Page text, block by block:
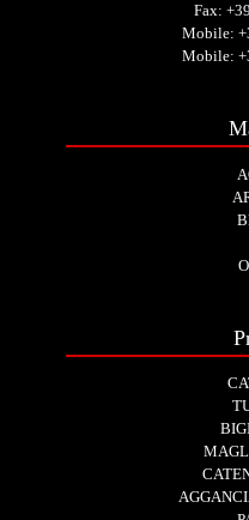
Fax:
Mobile:
Mobile: